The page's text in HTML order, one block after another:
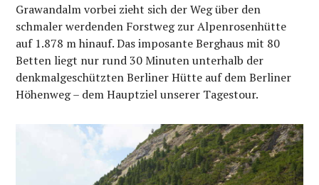
Grawandalm vorbei zieht sich der Weg über den
schmaler werdenden Forstweg zur Alpenrosenhütte
auf 1.878 m hinauf. Das imposante Berghaus mit 80
Betten liegt nur rund 30 Minuten unterhalb der
denkmalgeschützten Berliner Hütte auf dem Berliner
Höhenweg – dem Hauptziel unserer Tagestour.